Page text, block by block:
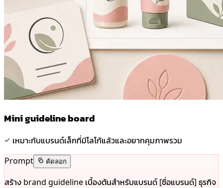
Mini guideline board
เหมาะกับแบรนด์เล็กที่มีโลโก้แล้วและอยากคุมภาพรวม
Prompt
คัดลอก
สร้าง brand guideline เบื้องต้นสำหรับแบรนด์ [ชื่อแบรนด์] ธุรกิจ